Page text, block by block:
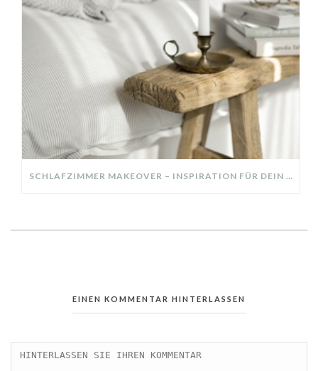
SCHLAFZIMMER MAKEOVER – INSPIRATION FÜR DEIN SCHLAFZIMMER: AUS ALT MACH NEU – HELL, GEMÜTLICH UND EINLADEND
EINEN KOMMENTAR HINTERLASSEN